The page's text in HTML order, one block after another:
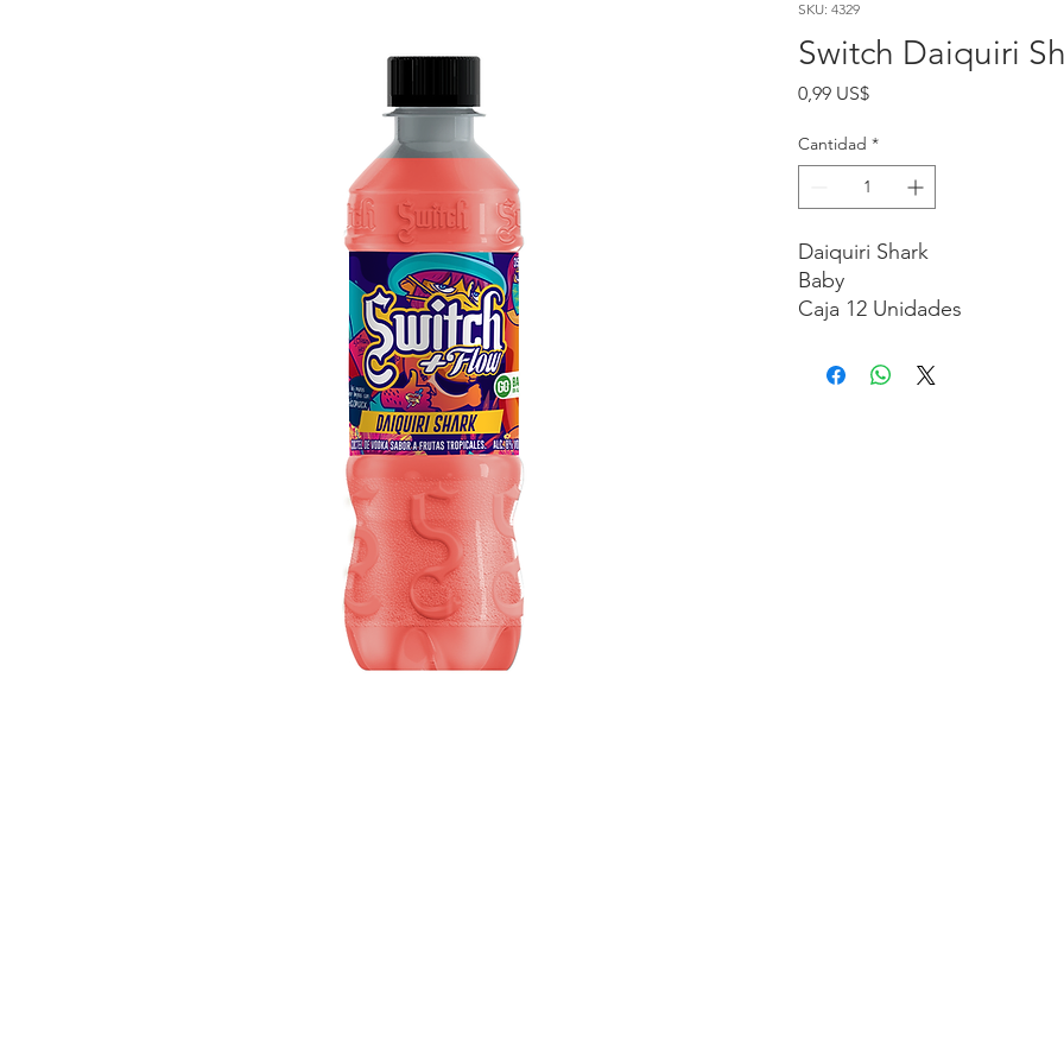
SKU: 4329
Switch Daiquiri
0,99 US$Precio
Cantidad *
Daiquiri Shark
Baby
Caja 12 Unidades